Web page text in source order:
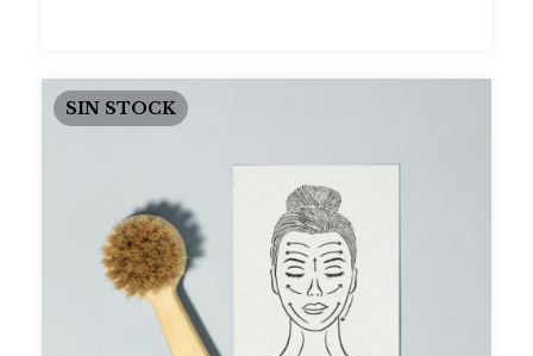
SIN STOCK